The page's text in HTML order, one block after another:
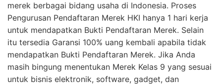
merek berbagai bidang usaha di Indonesia. Proses
Pengurusan Pendaftaran Merek HKI hanya 1 hari kerja
untuk mendapatkan Bukti Pendaftaran Merek. Selain
itu tersedia Garansi 100% uang kembali apabila tidak
mendapatkan Bukti Pendaftaran Merek. Jika Anda
masih bingung menentukan Merek Kelas 9 yang sesuai
untuk bisnis elektronik, software, gadget, dan